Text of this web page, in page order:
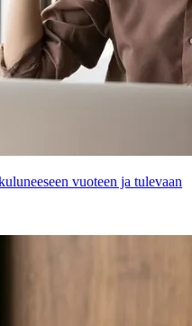
vuoteen ja tulevaan